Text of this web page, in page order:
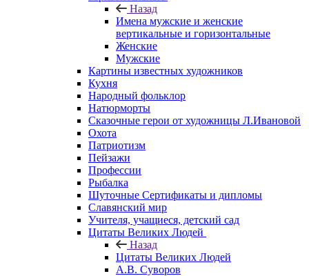
Назад
Имена мужские и женские
вертикальные и горизонтальные
Женские
Мужские
Картины известных художников
Кухня
Народный фольклор
Натюрморты
Сказочные герои от художницы Л.Ивановой
Охота
Патриотизм
Пейзажи
Профессии
Рыбалка
Шуточные Сертификаты и дипломы
Славянский мир
Учителя, учащиеся, детский сад
Цитаты Великих Людей
Назад
Цитаты Великих Людей
А.В. Суворов